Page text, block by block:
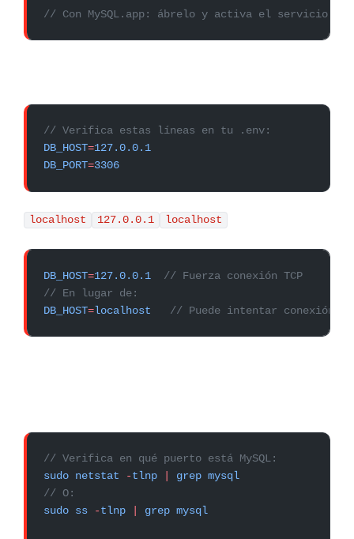
// Con MySQL.app: ábrelo y activa el servicio
// Verifica estas líneas en tu .env:
DB_HOST=127.0.0.1
DB_PORT=3306
localhost 127.0.0.1 localhost
DB_HOST=127.0.0.1
  // Fuerza conexión TCP
// En lugar de:
DB_HOST=localhost
// Puede intentar conexión
// Verifica en qué puerto está MySQL:
sudo netstat -tlnp grep mysql
// O:
sudo ss -tlnp grep mysql